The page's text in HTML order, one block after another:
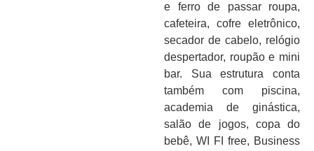
e ferro de passar roupa,
cafeteira, cofre eletrônico,
secador de cabelo, relógio
despertador, roupão e mini
bar. Sua estrutura conta
também com piscina,
academia de ginástica,
salão de jogos, copa do
bebê, WI FI free, Business